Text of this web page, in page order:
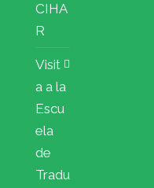
CIHA
R
Visit
a a la
Escu
ela
de
Tradu